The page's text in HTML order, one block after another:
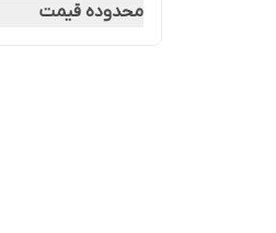
محدوده قیمت